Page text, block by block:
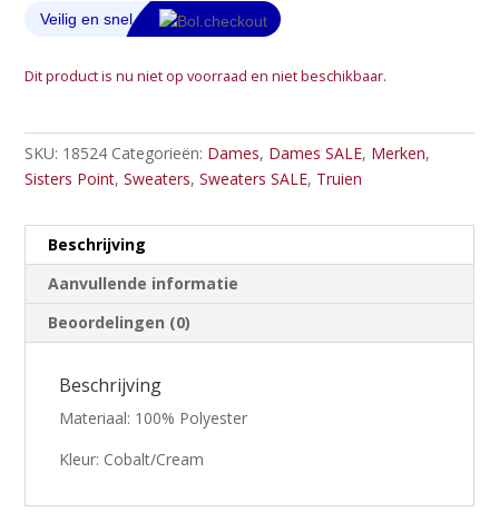
Dit product is nu niet op voorraad en niet beschikbaar.
SKU: 18524 Categorieën: Dames, Dames SALE, Merken,
Sisters Point,Sweaters,Sweaters SALE, Truien
Beschrijving
Aanvullende informatie
Beoordelingen (0)
Beschrijving
Materiaal: 100% Polyester
Kleur: Cobalt/Cream